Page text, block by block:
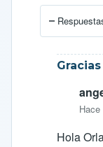
En
Hola